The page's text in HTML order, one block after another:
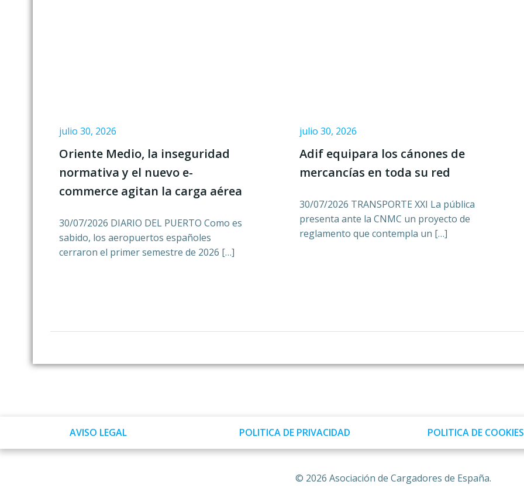
julio 30, 2026
Oriente Medio, la inseguridad
normativa y el nuevo e-
commerce agitan la carga aérea
30/07/2026 DIARIO DEL PUERTO Como es
sabido, los aeropuertos españoles
cerraron el primer semestre de 2026 […]
julio 30, 2026
Adif equipara los cánones de
mercancías en toda su red
30/07/2026 TRANSPORTE XXI La pública
presenta ante la CNMC un proyecto de
reglamento que contempla un […]
AVISO LEGAL POLITICA DE PRIVACIDAD POLITICA DE COOKIES
© 2026 Asociación de Cargadores de España.